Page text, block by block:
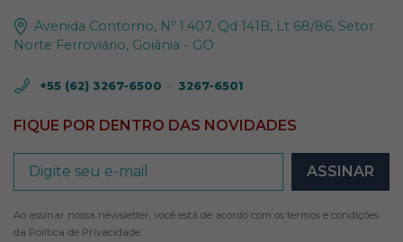
Avenida Contorno, Nº 1.407, Qd 141B, Lt 68/86, Setor
Norte Ferroviário, Goiânia - GO
+55 (62) 3267-6500 • 3267-6501
FIQUE POR DENTRO DAS NOVIDADES
Ao assinar nossa newsletter, você está de acordo com os termos e condições
da Política de Privacidade.